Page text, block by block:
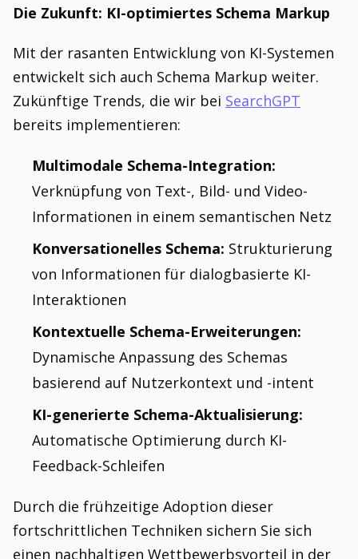
Die Zukunft: KI-optimiertes Schema Markup
Mit der rasanten Entwicklung von KI-Systemen
entwickelt sich auch Schema Markup weiter.
Zukünftige Trends, die wir bei SearchGPT
bereits implementieren:
Multimodale Schema-Integration:
Verknüpfung von Text-, Bild- und Video-
Informationen in einem semantischen Netz
Konversationelles Schema: Strukturierung
von Informationen für dialogbasierte KI-
Interaktionen
Kontextuelle Schema-Erweiterungen:
Dynamische Anpassung des Schemas
basierend auf Nutzerkontext und -intent
KI-generierte Schema-Aktualisierung:
Automatische Optimierung durch KI-
Feedback-Schleifen
Durch die frühzeitige Adoption dieser
fortschrittlichen Techniken sichern Sie sich
einen nachhaltigen Wettbewerbsvorteil in der